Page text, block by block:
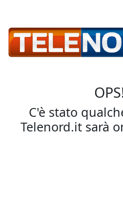
C'è stato
Telenord.it sarà